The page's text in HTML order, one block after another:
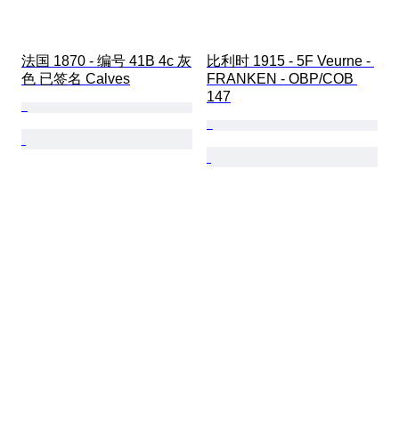
法国 1870 - 编号 41B 4c 灰
色 已签名 Calves
比利时 1915 - 5F Veurne -
FRANKEN - OBP/COB
147